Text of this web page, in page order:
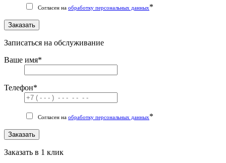
Согласен на обработку персональных данных*
Заказать
Записаться на обслуживание
Ваше имя*
Телефон*
Согласен на обработку персональных данных*
Заказать
Заказать в 1 клик